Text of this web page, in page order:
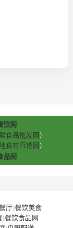
饮网
食品批发网 ）
食材直销网 ）
品网
厅)餐饮美食
)餐饮食品网